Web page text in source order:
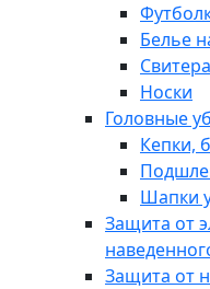
Белье
Носки
Головные
Кепки,
Шапки
Защита от
Защита от